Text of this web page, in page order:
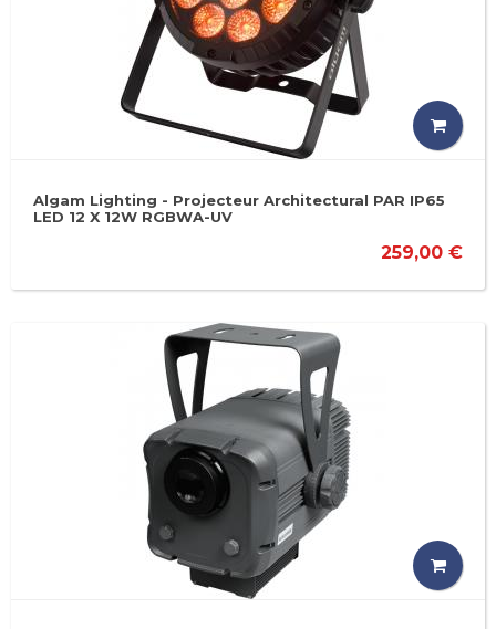
Algam Lighting - Projecteur Architectural PAR IP65
LED 12 X 12W RGBWA-UV
259,00 €